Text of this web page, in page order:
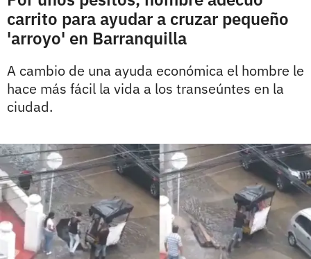
carrito para ayudar a cruzar pequeño
'arroyo' en Barranquilla
A cambio de una ayuda económica el hombre le
hace más fácil la vida a los transeúntes en la
ciudad.